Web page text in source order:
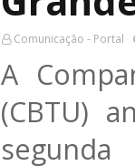
Comunicação - Portal
A
(CBTU)